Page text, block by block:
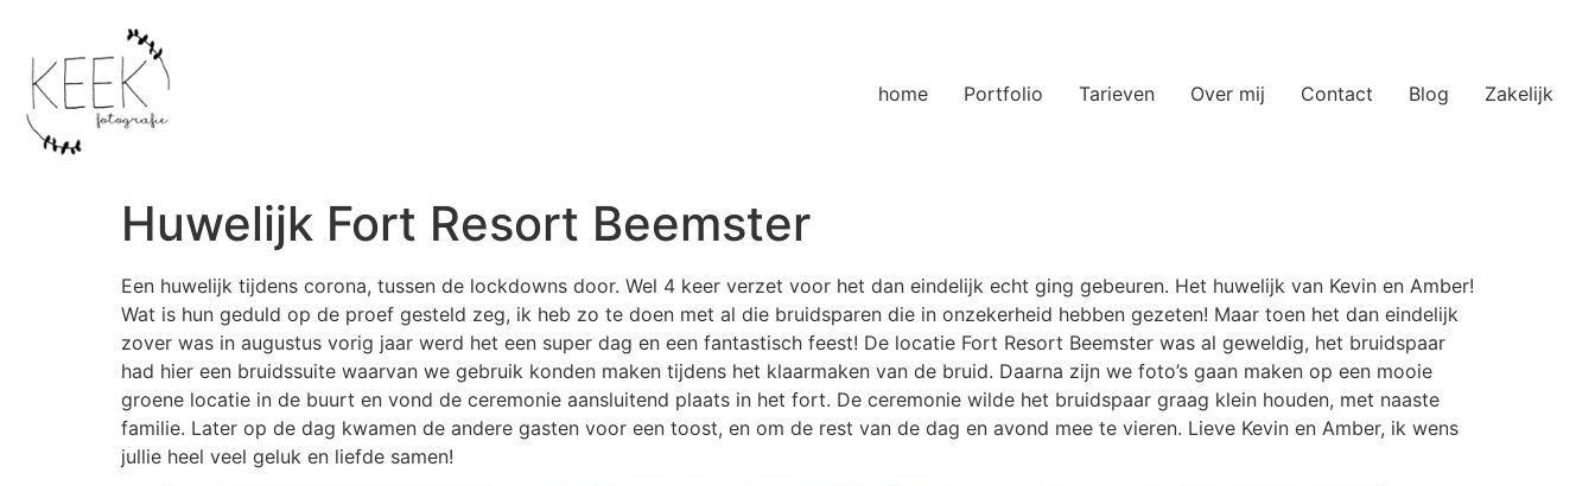
home Portfolio Tarieven Over mij Contact Blog Zakelijk
Huwelijk Fort Resort Beemster
Een huwelijk tijdens corona, tussen de lockdowns door. Wel 4 keer verzet voor het dan eindelijk echt ging gebeuren. Het huwelijk van Kevin en Amber!
Wat is hun geduld op de proef gesteld zeg, ik heb zo te doen met al die bruidsparen die in onzekerheid hebben gezeten! Maar toen het dan eindelijk
zover was in augustus vorig jaar werd het een super dag en een fantastisch feest! De locatie Fort Resort Beemster was al geweldig, het bruidspaar
had hier een bruidssuite waarvan we gebruik konden maken tijdens het klaarmaken van de bruid. Daarna zijn we foto’s gaan maken op een mooie
groene locatie in de buurt en vond de ceremonie aansluitend plaats in het fort. De ceremonie wilde het bruidspaar graag klein houden, met naaste
familie. Later op de dag kwamen de andere gasten voor een toost, en om de rest van de dag en avond mee te vieren. Lieve Kevin en Amber, ik wens
jullie heel veel geluk en liefde samen!